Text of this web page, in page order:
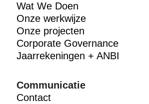
Wat We Doen
Onze werkwijze
Onze projecten
Corporate Governance
Jaarrekeningen + ANBI
Communicatie
Contact